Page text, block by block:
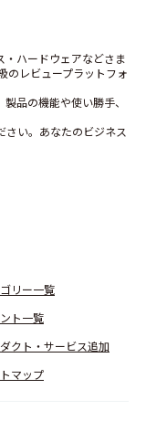
・ハードウェアなどさま
のレビュープラットフォ
品の機能や使い勝手、
さい。あなたのビジネス
リー一覧
ト一覧
クト・サービス追加
マップ